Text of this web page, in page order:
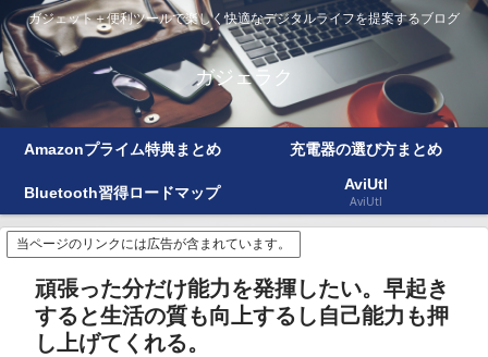
ガジェット＋便利ツールで楽しく快適なデジタルライフを提案するブログ
ガジェラク
Amazonプライム特典まとめ 充電器の選び方まとめ
Bluetooth習得ロードマップ AviUtl
AviUtl
当ページのリンクには広告が含まれています。
頑張った分だけ能力を発揮したい。早起き
すると生活の質も向上するし自己能力も押
し上げてくれる。